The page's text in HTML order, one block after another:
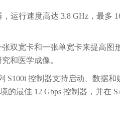
运行速度高达 3.8 GHz，最多
双宽卡和一张单宽卡来提高图
和医学成像。
S100i 控制器支持启动、数据
的最佳 12 Gbps 控制器，并在